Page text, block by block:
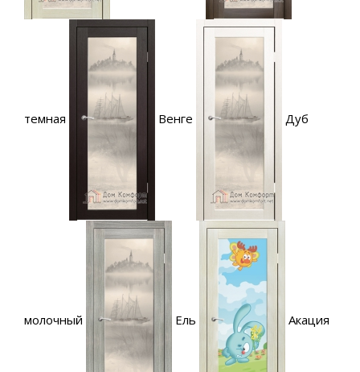
темная Венге Дуб
молочный Ель Акация